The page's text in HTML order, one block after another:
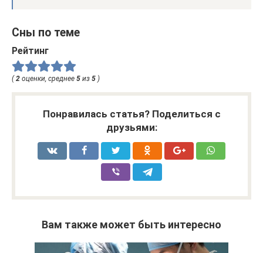
Сны по теме
Рейтинг
(2 оценки, среднее 5 из 5 )
Понравилась статья? Поделиться с
друзьями:
Вам также может быть интересно